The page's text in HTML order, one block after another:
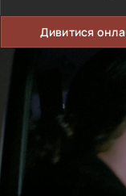
Дивитися